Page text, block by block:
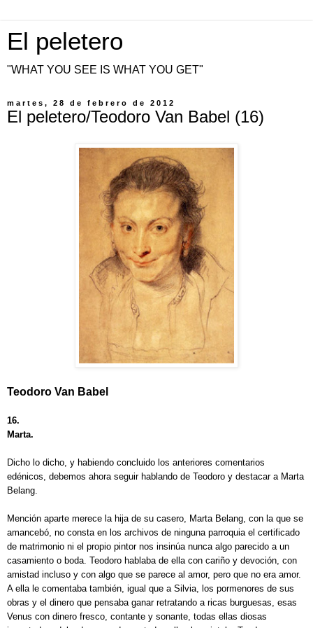
El peletero
"WHAT YOU SEE IS WHAT YOU GET"
martes, 28 de febrero de 2012
El peletero/Teodoro Van Babel (16)
Teodoro Van Babel
16.
Marta.
Dicho lo dicho, y habiendo concluido los anteriores comentarios
edénicos, debemos ahora seguir hablando de Teodoro y destacar a Marta
Belang.
Mención aparte merece la hija de su casero, Marta Belang, con la que se
amancebó, no consta en los archivos de ninguna parroquia el certificado
de matrimonio ni el propio pintor nos insinúa nunca algo parecido a un
casamiento o boda. Teodoro hablaba de ella con cariño y devoción, con
amistad incluso y con algo que se parece al amor, pero que no era amor.
A ella le comentaba también, igual que a Silvia, los pormenores de sus
obras y el dinero que pensaba ganar retratando a ricas burguesas, esas
Venus con dinero fresco, contante y sonante, todas ellas diosas